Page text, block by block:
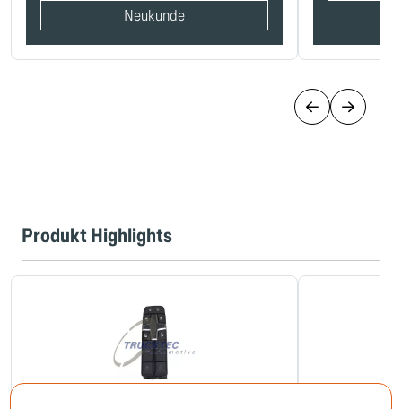
Neukunde
Produkt Highlights